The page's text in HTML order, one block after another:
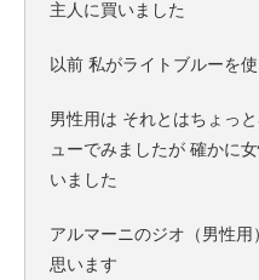
主人に買いました
以前 私がライトブルーを
男性用は それとはちょっ
ューでみましたが 確かに
いました
アルマーニのジオ（男性
思います